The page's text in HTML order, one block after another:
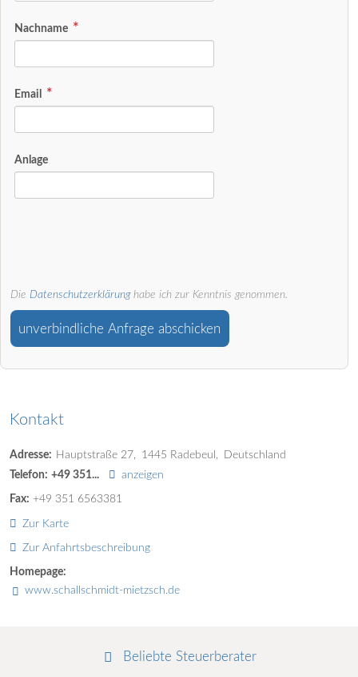
Nachname
Email
Anlage
Die Datenschutzerklärunghabe ich zur Kenntnis genommen.
unverbindliche Anfrage abschicken
Kontakt
Adresse: Hauptstraße 27 1445 Radebeul
Deutschland
Telefon: +49 351... anzeigen
Fax: +49 351 6563381
Zur Karte
Zur Anfahrtsbeschreibung
Homepage:
www.schallschmidt-mietzsch.de
Beliebte Steuerberater